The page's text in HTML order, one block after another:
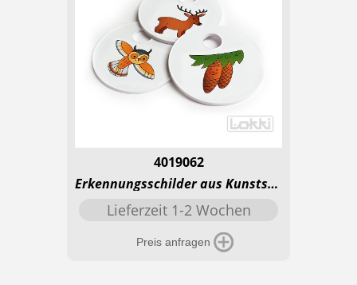
4019062
Erkennungsschilder aus Kunststoff mit Loch - Wald
Lieferzeit 1-2 Wochen
Preis anfragen